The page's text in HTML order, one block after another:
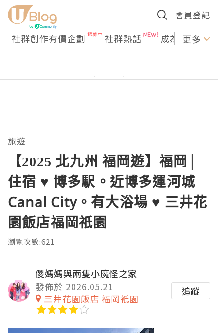
會員登記
社群創作有價企劃 社群熱話 成為U更多
旅遊
【2025 北九州 福岡遊】福岡│
住宿 ♥ 博多駅。近博多運河城
Canal City。有大浴場 ♥ 三井花
園飯店福岡祇園
瀏覽次數:621
儍媽媽與兩隻小魔怪之家
發佈於 2026.05.21
三井花園飯店 福岡衹園
追蹤